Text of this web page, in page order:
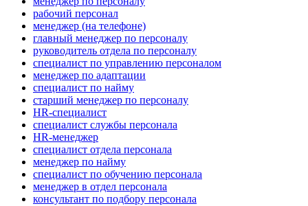
рабочий персонал
менеджер (на телефоне)
главный менеджер по персоналу
руководитель отдела по персоналу
специалист по управлению персоналом
менеджер по адаптации
специалист по найму
старший менеджер по персоналу
HR-специалист
специалист службы персонала
HR-менеджер
специалист отдела персонала
менеджер по найму
специалист по обучению персонала
менеджер в отдел персонала
консультант по подбору персонала